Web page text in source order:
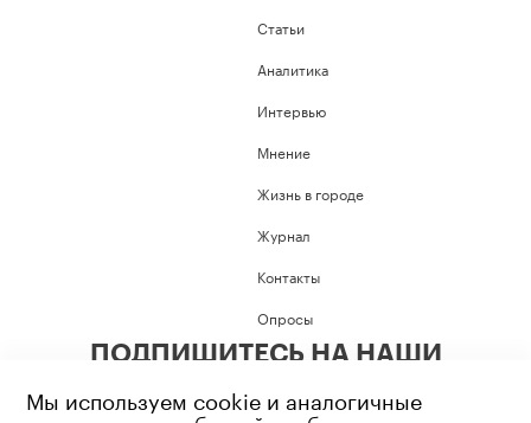
Статьи
Аналитика
Интервью
Мнение
Жизнь в городе
Журнал
Контакты
Опросы
ПОДПИШИТЕСЬ НА НАШИ
Мы используем cookie и аналогичные